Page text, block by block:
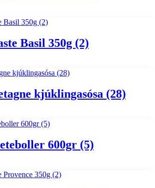
Basil 350g (2)
kjúklingasósa (28)
600gr (5)